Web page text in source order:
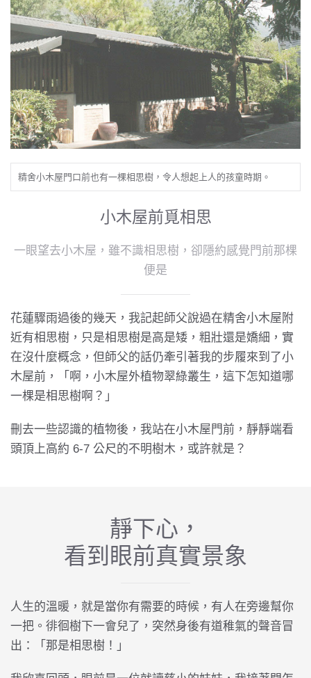
精舍小木屋門口前也有一棵相思樹，令人想起上人的孩童時期。
小木屋前覓相思
一眼望去小木屋，雖不識相思樹，卻隱約感覺門前那棵
便是
花蓮驟雨過後的幾天，我記起師父說過在精舍小木屋附
近有相思樹，只是相思樹是高是矮，粗壯還是嬌細，實
在沒什麼概念，但師父的話仍牽引著我的步履來到了小
木屋前，「啊，小木屋外植物翠綠叢生，這下怎知道哪
一棵是相思樹啊？」
刪去一些認識的植物後，我站在小木屋門前，靜靜端看
頭頂上高約 6-7 公尺的不明樹木，或許就是？
靜下心，
看到眼前真實景象
人生的溫暖，就是當你有需要的時候，有人在旁邊幫你
一把。徘徊樹下一會兒了，突然身後有道稚氣的聲音冒
出：「那是相思樹！」